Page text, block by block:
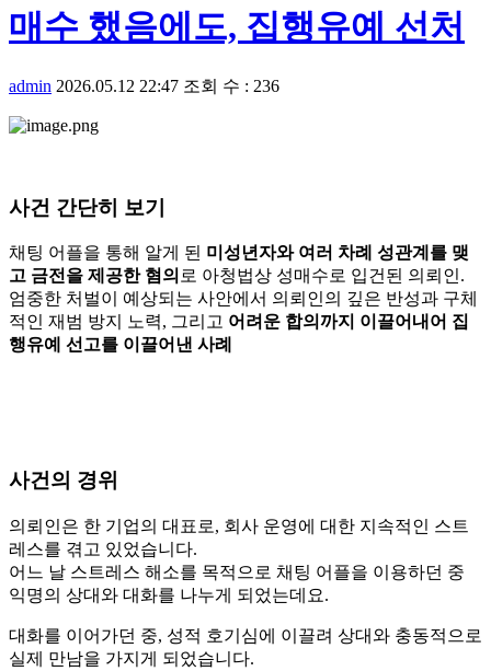
매수 했음에도, 집행유예 선처
admin 2026.05.12 22:47 조회 수 : 236
사건 간단히 보기
채팅 어플을 통해 알게 된 미성년자와 여러 차례 성관계를 맺
고 금전을 제공한 혐의 로 아청법상 성매수로 입건된 의뢰인.
엄중한 처벌이 예상되는 사안에서 의뢰인의 깊은 반성과 구체
적인 재범 방지 노력, 그리고 어려운 합의까지 이끌어내어 집
행유예 선고를 이끌어낸 사례
사건의 경위
의뢰인은 한 기업의 대표로, 회사 운영에 대한 지속적인 스트
레스를 겪고 있었습니다.
어느 날 스트레스 해소를 목적으로 채팅 어플을 이용하던 중
익명의 상대와 대화를 나누게 되었는데요.
대화를 이어가던 중, 성적 호기심에 이끌려 상대와 충동적으로
실제 만남을 가지게 되었습니다.